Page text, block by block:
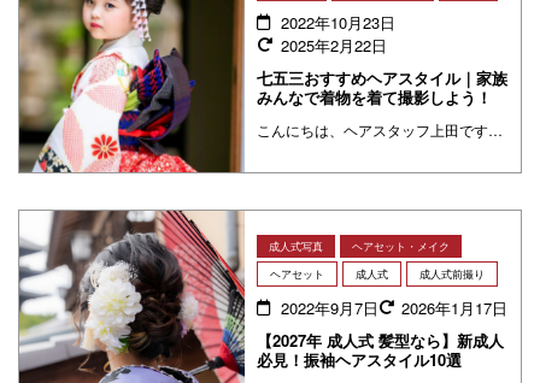
2022年10月23日
2025年2月22日
七五三おすすめヘアスタイル｜家族
みんなで着物を着て撮影しよう！
こんにちは、ヘアスタッフ上田です。11月は七五三シーズンですね☺京都だと学業の神様で有名な北野天満宮や世界文化遺産に登録されている下鴨神社などにお参りに行かれるお客様が多いですね～！最近は家族みんなで着物を着て出かけられ ・・・
成人式写真
ヘアセット・メイク
ヘアセット
成人式 成人式前撮り
2022年9月7日
2026年1月17日
【2027年 成人式 髪型なら】新成人
必見！振袖ヘアスタイル10選